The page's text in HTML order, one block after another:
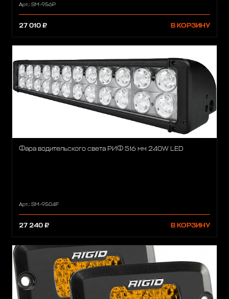
Арт.: SM-956P
27 010 ₽ В КОРЗИНУ
Фара водительского света РИФ 516 мм 240W LED
Арт.: SM-9504F
27 240 ₽ В КОРЗИНУ